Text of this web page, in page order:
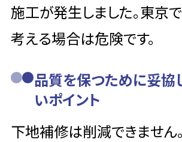
施工が発生しました。東京
考える場合は危険です。
品質を保つために妥協
いポイント
下地補修は削減できません